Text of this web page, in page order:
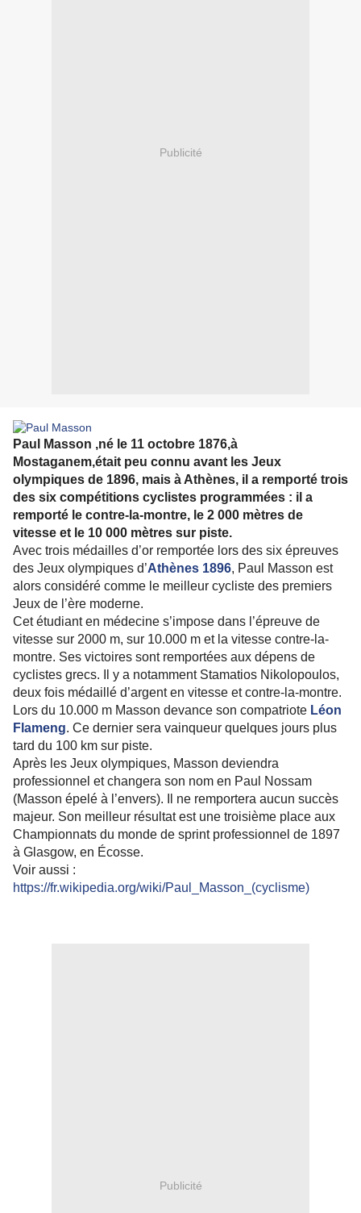
Publicité
Paul Masson ,né le 11 octobre 1876,à
Mostaganem,était peu connu avant les Jeux
olympiques de 1896, mais à Athènes, il a remporté trois
des six compétitions cyclistes programmées : il a
remporté le contre-la-montre, le 2 000 mètres de
vitesse et le 10 000 mètres sur piste.
Avec trois médailles d’or remportée lors des six épreuves
des Jeux olympiques d’Athènes 1896, Paul Masson est
alors considéré comme le meilleur cycliste des premiers
Jeux de l’ère moderne.
Cet étudiant en médecine s’impose dans l’épreuve de
vitesse sur 2000 m, sur 10.000 m et la vitesse contre-la-
montre. Ses victoires sont remportées aux dépens de
cyclistes grecs. Il y a notamment Stamatios Nikolopoulos,
deux fois médaillé d’argent en vitesse et contre-la-montre.
Lors du 10.000 m Masson devance son compatriote Léon
Flameng. Ce dernier sera vainqueur quelques jours plus
tard du 100 km sur piste.
Après les Jeux olympiques, Masson deviendra
professionnel et changera son nom en Paul Nossam
(Masson épelé à l’envers). Il ne remportera aucun succès
majeur. Son meilleur résultat est une troisième place aux
Championnats du monde de sprint professionnel de 1897
à Glasgow, en Écosse.
Voir aussi :
https://fr.wikipedia.org/wiki/Paul_Masson_(cyclisme)
Publicité